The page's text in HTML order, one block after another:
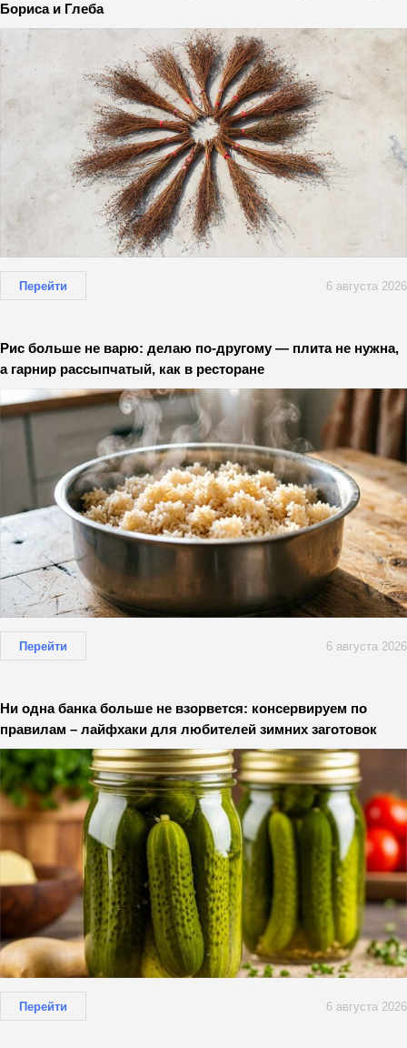
Бориса и Глеба
Перейти 6 августа 2026
Рис больше не варю: делаю по-другому — плита не нужна,
а гарнир рассыпчатый, как в ресторане
Перейти 6 августа 2026
Ни одна банка больше не взорвется: консервируем по
правилам – лайфхаки для любителей зимних заготовок
Перейти 6 августа 2026